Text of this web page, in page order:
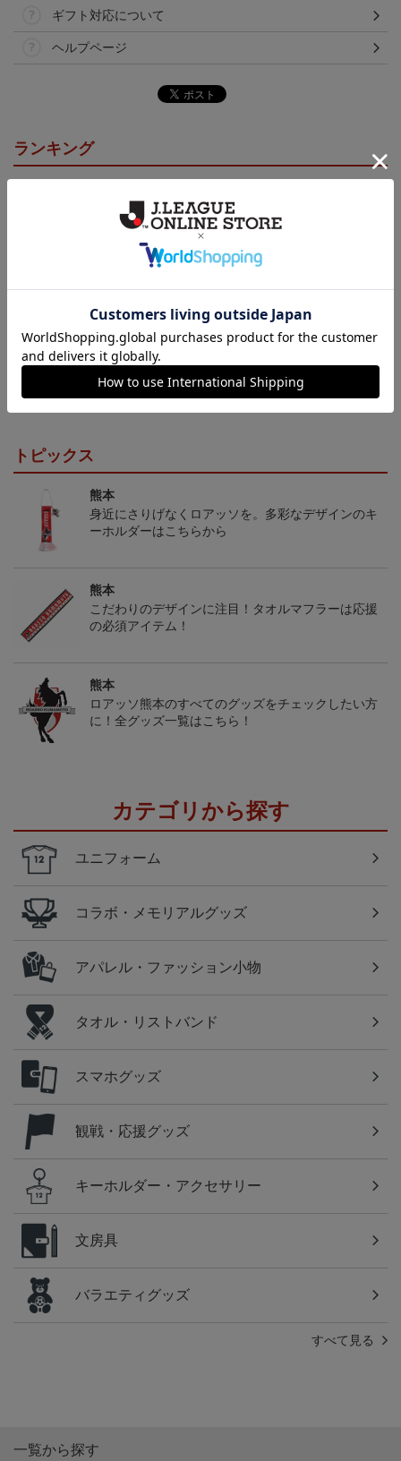
ギフト対応について
ヘルプページ
ランキング
ロアッソ熊本 ギャロッ
プ タオルマフラー
ロアッソ熊本 ピカチュ
ウ タオルマフラー
2,500円
ロアッソ熊本 ギャロッ
プ Tシャツ BLACK
4,950円
トピックス
熊本
身近にさりげなくロアッソを。多彩なデザインのキ
ーホルダーはこちらから
熊本
こだわりのデザインに注目！タオルマフラーは応援
の必須アイテム！
熊本
ロアッソ熊本のすべてのグッズをチェックしたい方
に！全グッズ一覧はこちら！
カテゴリから探す
ユニフォーム
コラボ・メモリアルグッズ
アパレル・ファッション小物
タオル・リストバンド
スマホグッズ
観戦・応援グッズ
キーホルダー・アクセサリー
文房具
バラエティグッズ
すべて見る
一覧から探す